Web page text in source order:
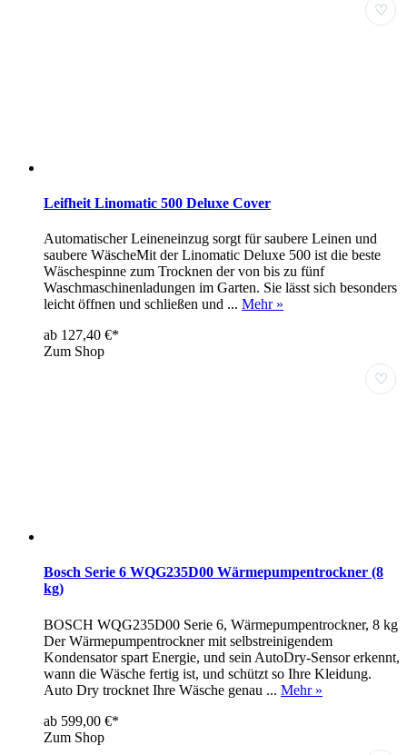
♡
Leifheit Linomatic 500 Deluxe Cover
Automatischer Leineneinzug sorgt für saubere Leinen und
saubere WäscheMit der Linomatic Deluxe 500 ist die beste
Wäschespinne zum Trocknen der von bis zu fünf
Waschmaschinenladungen im Garten. Sie lässt sich besonders
leicht öffnen und schließen und ... Mehr »
ab 127,40 €*
Zum Shop
♡
Bosch Serie 6 WQG235D00 Wärmepumpentrockner (8
kg)
BOSCH WQG235D00 Serie 6, Wärmepumpentrockner, 8 kg
Der Wärmepumpentrockner mit selbstreinigendem
Kondensator spart Energie, und sein AutoDry-Sensor erkennt,
wann die Wäsche fertig ist, und schützt so Ihre Kleidung.
Auto Dry trocknet Ihre Wäsche genau ... Mehr »
ab 599,00 €*
Zum Shop